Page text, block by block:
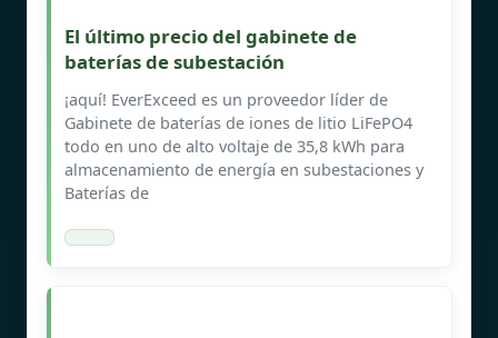
El último precio del gabinete de
baterías de subestación
¡aquí! EverExceed es un proveedor líder de
Gabinete de baterías de iones de litio LiFePO4
todo en uno de alto voltaje de 35,8 kWh para
almacenamiento de energía en subestaciones y
Baterías de